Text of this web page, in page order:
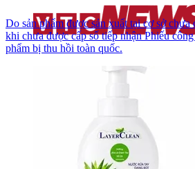
Do sản phẩm được sản xuất tại cơ sở
khi chưa được cấp số tiếp nhận Phiếu
phẩm bị thu hồi toàn quốc.